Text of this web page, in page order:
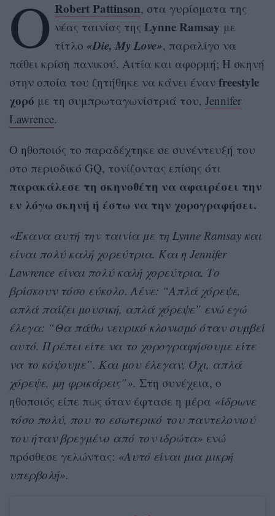
Ο Robert Pattinson, στα γυρίσματα της
νέας ταινίας της Lynne Ramsay με
τίτλο «Die, My Love», παραλίγο να
πάθει κρίση πανικού. Αιτία και αφορμή; Η σκηνή
στην οποία του ζητήθηκε να κάνει έναν freestyle
χορό με τη συμπρωταγωνίστριά του, Jennifer
Lawrence.
Ο ηθοποιός το παραδέχτηκε σε συνέντευξή του
στο περιοδικό GQ, τονίζοντας επίσης ότι
παρακάλεσε τη σκηνοθέτη να αφαιρέσει την
εν λόγω σκηνή ή έστω να την χορογραφήσει.
«Έκανα αυτή την ταινία με τη Lynne Ramsay και
είναι πολύ καλή χορεύτρια. Και η Jennifer
Lawrence είναι πολύ καλή χορεύτρια. Το
βρίσκουν τόσο εύκολο. Λένε: “Απλά χόρεψε,
απλά παίζει μουσική, απλά χόρεψε” ενώ εγώ
έλεγα: “Θα πάθω νευρικό κλονισμό όταν συμβεί
αυτό. Πρέπει είτε να το χορογραφήσουμε είτε
να το κόψουμε”. Και μου έλεγαν, Όχι, απλά
χόρεψε, μη φρικάρεις”». Στη συνέχεια, ο
ηθοποιός είπε πως όταν έφτασε η μέρα «ίδρωνε
τόσο πολύ, που το εσωτερικό του παντελονιού
του ήταν βρεγμένο από τον ιδρώτα» ενώ
πρόσθεσε γελώντας: «Αυτό είναι μια μικρή
υπερβολή».